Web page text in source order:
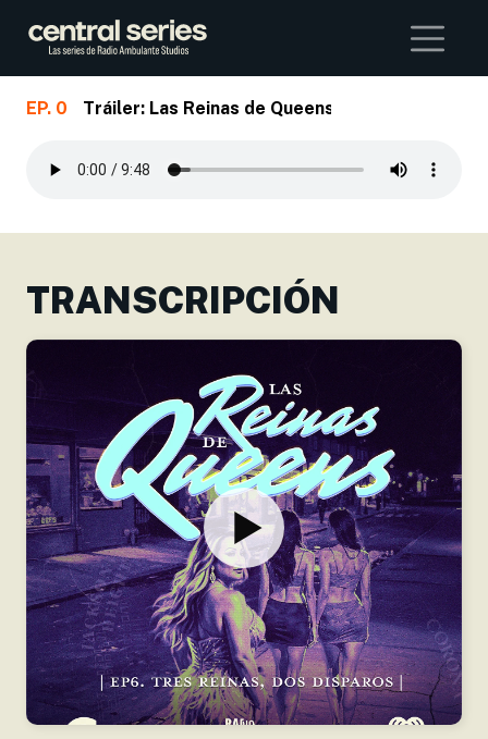
EP. 0 Tráiler: Las Reinas de Queens
TRANSCRIPCIÓN